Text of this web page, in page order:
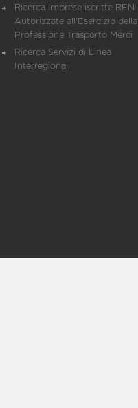
Ricerca Imprese iscritte REN
Autorizzate all'Esercizio della
Professione Trasporto Merci
Ricerca Servizi di Linea
Interregionali